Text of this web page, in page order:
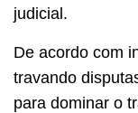
judicial.
De acordo com
travando
para dominar o